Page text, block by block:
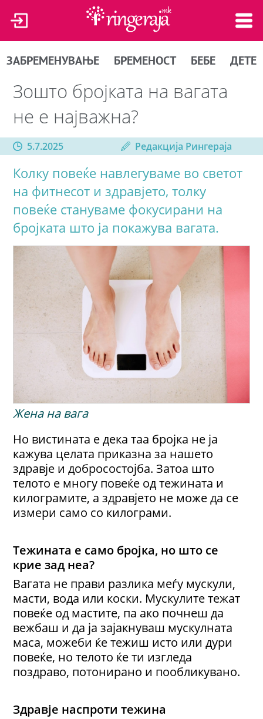
ЗАБРЕМЕНУВАЊЕ БРЕМЕНОСТ БЕБЕ ДЕТЕ
Зошто бројката на вагата
не е најважна?
5.7.2025 Редакција Рингераја
Колку повеќе навлегуваме во светот
на фитнесот и здравјето, толку
повеќе стануваме фокусирани на
бројката што ја покажува вагата.
Жена на вага
Но вистината е дека таа бројка не ја
кажува целата приказна за нашето
здравје и добросостојба. Затоа што
телото е многу повеќе од тежината и
килограмите, а здравјето не може да се
измери само со килограми.
Тежината е само бројка, но што се
крие зад неа?
Вагата не прави разлика меѓу мускули,
масти, вода или коски. Мускулите тежат
повеќе од мастите, па ако почнеш да
вежбаш и да ја зајакнуваш мускулната
маса, можеби ќе тежиш исто или дури
повеќе, но телото ќе ти изгледа
поздраво, потонирано и пообликувано.
Здравје наспроти тежина